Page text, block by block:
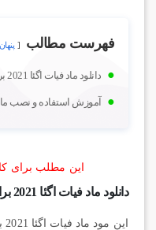
فهرست مطالب پنهان
دانلود ماد فیات اگئا 2021 برای فایوام
آموزش استفاده و نصب ماد ماد تفیات
این مطلب برای
دانلود ماد فیات اگئا 2021 برای فایوام